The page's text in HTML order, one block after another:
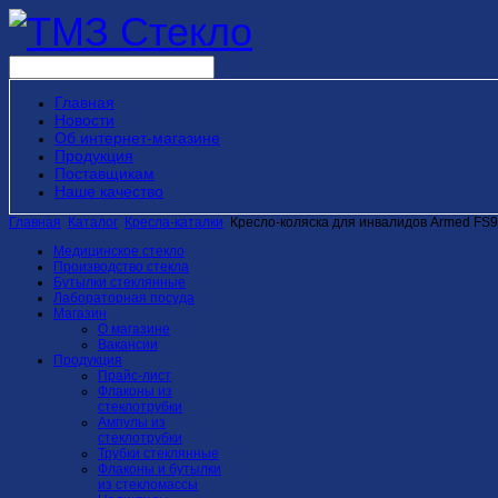
Главная
Новости
Об интернет-магазине
Продукция
Поставщикам
Наше качество
Главная Каталог Кресла-каталки
Кресло-коляска для инвалидов Armed
Медицинское стекло
Производство стекла
Бутылки стеклянные
Лабораторная посуда
Магазин
О магазине
Вакансии
Продукция
Прайс-лист
Флаконы из
стеклотрубки
Ампулы из
стеклотрубки
Трубки стеклянные
Флаконы и бутылки
из стекломассы